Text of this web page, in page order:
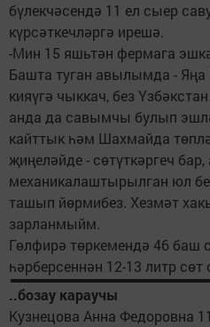
бүлекчәсендә 11 ел сыер
күрсәткечләргә ирешә.
-Мин 15 яшьтән фермага
Башта туган авылымда -
кияүгә чыккач, без
анда да савымчы булып
кайттык һәм Шахмайда
җиңеләйде - сөтүткәргеч
механикалаштырылган юл
ташып йөрмибез. Хезмәт
зарланмыйм.
Гөлфирә төркемендә 46 баш
һәрберсеннән 12-13 литр
..бозау караучы
Кузнецова Анна Федоровна